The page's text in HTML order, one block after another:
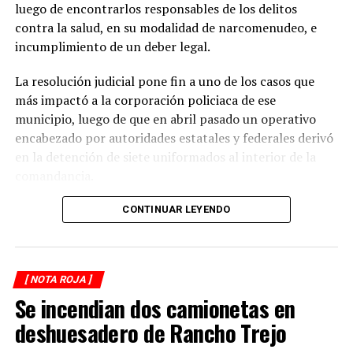
La circulación en la zona se vio afectada por algunos
minutos mientras se realizaban las labores de auxilio y el
levantamiento de indicios por parte de las autoridades.
Posteriormente, el tránsito fue restablecido de manera
normal.
luego de encontrarlos responsables de los delitos
contra la salud, en su modalidad de narcomenudeo, e
incumplimiento de un deber legal.
La resolución judicial pone fin a uno de los casos que
más impactó a la corporación policiaca de ese
municipio, luego de que en abril pasado un operativo
encabezado por autoridades estatales y federales derivó
en la detención de siete uniformados al interior de la
La intervención se realizó el 10 de abril mediante un
despliegue conjunto de agentes de la Policía Ministerial,
elementos de la Secretaría de Marina (Semar) y de la
Secretaría de Seguridad Pública (SSP), quienes
ejecutaron una revisión en las instalaciones de la
corporación municipal.
Durante la inspección, los efectivos localizaron diversas
CONTINUAR LEYENDO
[ NOTA ROJA ]
Se incendian dos camionetas en
deshuesadero de Rancho Trejo